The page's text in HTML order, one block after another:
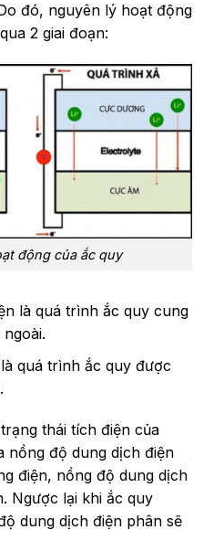
đó, nguyên lý hoạt động
2 giai đoạn:
động của ắc quy
là quá trình ắc quy cung
quá trình ắc quy được
thái tích điện của
nồng độ dung dịch điện
điện, nồng độ dung dịch
Ngược lại khi ắc quy
dung dịch điện phân sẽ